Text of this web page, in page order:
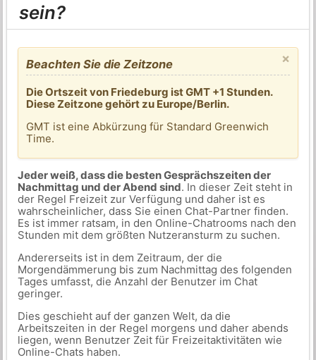
sein?
×
Beachten Sie die Zeitzone
Die Ortszeit von Friedeburg ist GMT +1 Stunden.
Diese Zeitzone gehört zu Europe/Berlin.
GMT ist eine Abkürzung für Standard Greenwich
Time.
Jeder weiß, dass die besten Gesprächszeiten der
Nachmittag und der Abend sind. In dieser Zeit steht in
der Regel Freizeit zur Verfügung und daher ist es
wahrscheinlicher, dass Sie einen Chat-Partner finden.
Es ist immer ratsam, in den Online-Chatrooms nach den
Stunden mit dem größten Nutzeransturm zu suchen.
Andererseits ist in dem Zeitraum, der die
Morgendämmerung bis zum Nachmittag des folgenden
Tages umfasst, die Anzahl der Benutzer im Chat
geringer.
Dies geschieht auf der ganzen Welt, da die
Arbeitszeiten in der Regel morgens und daher abends
liegen, wenn Benutzer Zeit für Freizeitaktivitäten wie
Online-Chats haben.